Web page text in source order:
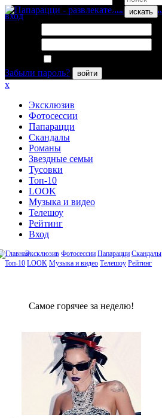
искать
вход
Забыли пароль?
войти
x
Эксклюзив
Фотосессии
Папарацци
Скандалы
Романы
Звездные семьи
Тусовки
Топ-10
LOOK
Музыка и видео
Телешоу
Рейтинг
Вход
Эксклюзив Фотосессии Папарацци Скандалы
Топ-10 LOOK Музыка и видео Телешоу Рейтинг
Сaмое гoрячее за неделю!